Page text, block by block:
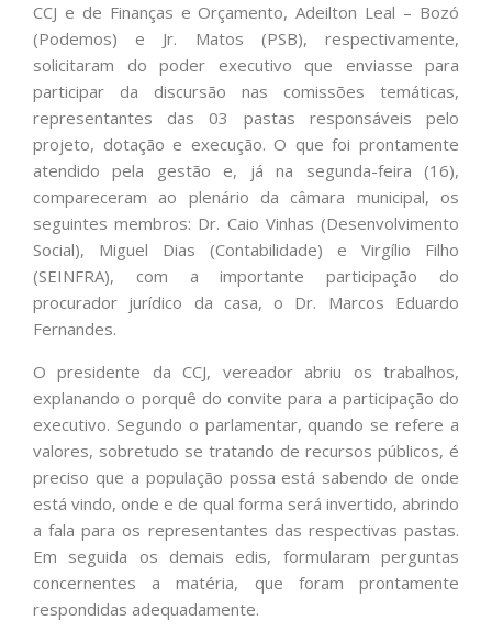
CCJ e de Finanças e Orçamento, Adeilton Leal – Bozó
(Podemos) e Jr. Matos (PSB), respectivamente,
solicitaram do poder executivo que enviasse para
participar da discursão nas comissões temáticas,
representantes das 03 pastas responsáveis pelo
projeto, dotação e execução. O que foi prontamente
atendido pela gestão e, já na segunda-feira (16),
compareceram ao plenário da câmara municipal, os
seguintes membros: Dr. Caio Vinhas (Desenvolvimento
Social), Miguel Dias (Contabilidade) e Virgílio Filho
(SEINFRA), com a importante participação do
procurador jurídico da casa, o Dr. Marcos Eduardo
Fernandes.
O presidente da CCJ, vereador abriu os trabalhos,
explanando o porquê do convite para a participação do
executivo. Segundo o parlamentar, quando se refere a
valores, sobretudo se tratando de recursos públicos, é
preciso que a população possa está sabendo de onde
está vindo, onde e de qual forma será invertido, abrindo
a fala para os representantes das respectivas pastas.
Em seguida os demais edis, formularam perguntas
concernentes a matéria, que foram prontamente
respondidas adequadamente.